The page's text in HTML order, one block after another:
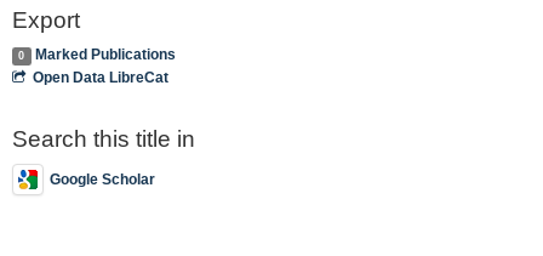
Export
0
Marked Publications
Open Data LibreCat
Search this title in
Google Scholar